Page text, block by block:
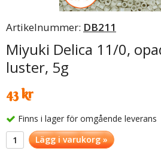
Artikelnummer: DB211
Miyuki Delica 11/0,
luster, 5g
43 kr
Finns i lager för omgående leverans
Lägg i varukorg »